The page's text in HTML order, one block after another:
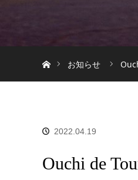
お知らせ
2022.04.19
Ouchi de